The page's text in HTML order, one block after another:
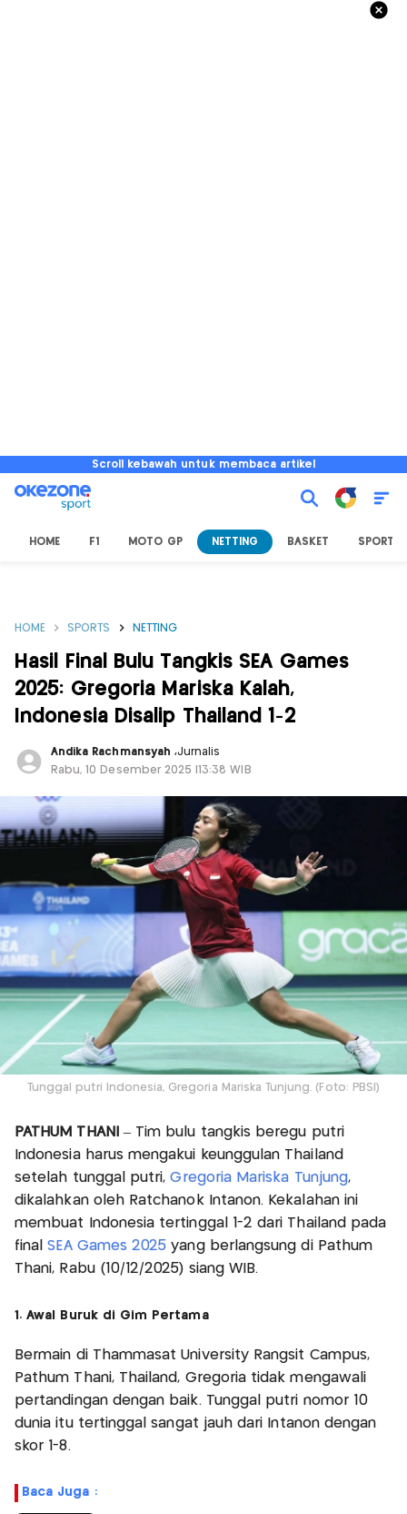
Scroll kebawah untuk membaca artikel
HOME F1 MOTO GP NETTING BASKET SPORT
HOME SPORTS NETTING
Hasil Final Bulu Tangkis SEA Games
2025: Gregoria Mariska Kalah,
Indonesia Disalip Thailand 1-2
Andika Rachmansyah ,Jurnalis
Rabu, 10 Desember 2025 |13:38 WIB
Tunggal putri Indonesia, Gregoria Mariska Tunjung. (Foto: PBSI)
PATHUM THANI– Tim bulu tangkis beregu putri
Indonesia harus mengakui keunggulan Thailand
setelah tunggal putri,Gregoria Mariska Tunjung,
dikalahkan oleh Ratchanok Intanon. Kekalahan ini
membuat Indonesia tertinggal 1-2 dari Thailand pada
finalSEA Games 2025 yang berlangsung di Pathum
Thani, Rabu (10/12/2025) siang WIB.
1. Awal Buruk di Gim Pertama
Bermain di Thammasat University Rangsit Campus,
Pathum Thani, Thailand, Gregoria tidak mengawali
pertandingan dengan baik. Tunggal putri nomor 10
dunia itu tertinggal sangat jauh dari Intanon dengan
skor 1-8.
Baca Juga :